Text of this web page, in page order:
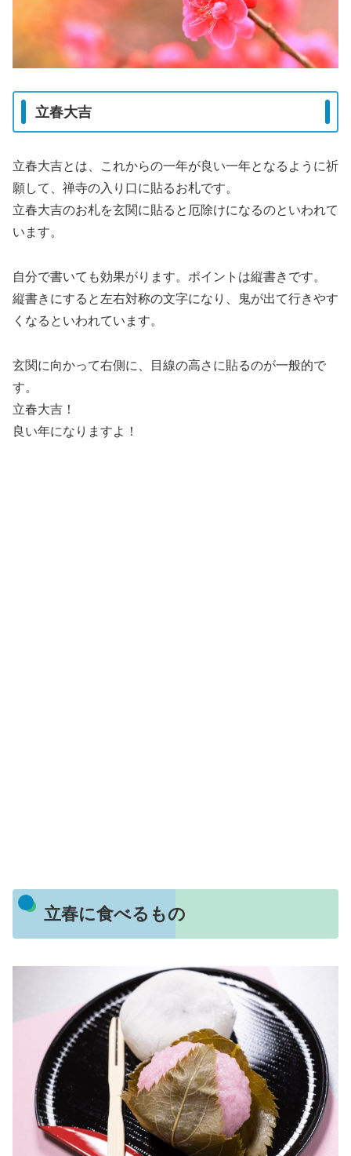
立春大吉
立春大吉とは、これからの一年が良い一年となるように祈
願して、禅寺の入り口に貼るお札です。
立春大吉のお札を玄関に貼ると厄除けになるのといわれて
います。
自分で書いても効果がります。ポイントは縦書きです。
縦書きにすると左右対称の文字になり、鬼が出て行きやす
くなるといわれています。
玄関に向かって右側に、目線の高さに貼るのが一般的で
す。
立春大吉！
良い年になりますよ！
立春に食べるもの